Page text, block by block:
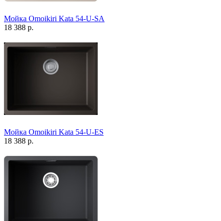
Мойка Omoikiri Kata 54-U-SA
18 388 р.
Мойка Omoikiri Kata 54-U-ES
18 388 р.